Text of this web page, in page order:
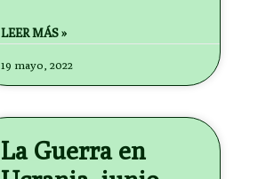
LEER MÁS »
19 mayo, 2022
La Guerra en